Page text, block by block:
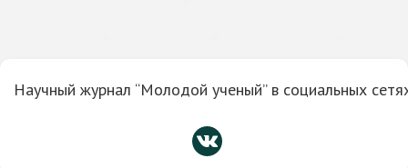
Научный журнал “Молодой ученый” в социальных